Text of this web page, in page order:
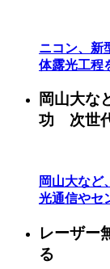
ニコン、新
体露光工程
岡山大な
功 次世
岡山大な
光通信やセ
レーザー
る